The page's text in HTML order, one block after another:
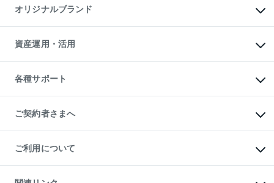
アパート経営
収益物件
ビル購入（ビル一棟）
投資用不動産の売却査定
事業用不動産の売却査定
マンションライブラリー
人気マンションランキング
暮らしに役立つ不動産メディア
不動産相場・不動産価格情報
不動産コラム・ニュース
不動産用語集
不動産なんでもネット相談室
住まいの税金
オリジナルブランド
一棟リノベーションマンション
L`GENTE（ルジェンテ）
区分リノベーションマンション
投資用一棟レジデンスWELL
不動産小口投資
LEGACIA（レガシア）
資産運用・活用
不動産M&A
アセットマネジメント・出資
各種サポート
相続サポート
リフォームサポート
ご契約者さまへ
ご紹介・再契約特典
入居者様専用-各種ご案内（賃貸）
東急こすもす会「こすもすWeb」
ご利用について
金融商品取引について